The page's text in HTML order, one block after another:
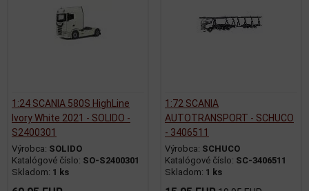
1:24 SCANIA 580S HighLine
Ivory White 2021 - SOLIDO -
S2400301
Výrobca: SOLIDO
Katalógové číslo: SO-S2400301
Skladom: 1 ks
1:72 SCANIA
AUTOTRANSPORT - SCHUCO
- 3406511
Výrobca: SCHUCO
Katalógové číslo: SC-3406511
Skladom: 1 ks